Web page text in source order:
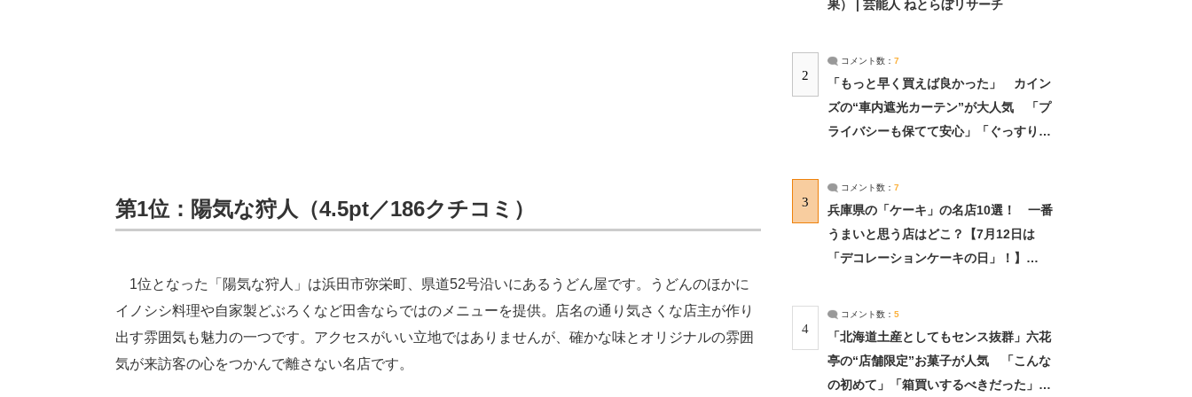
第1位：陽気な狩人（4.5pt／186クチコミ）
1位となった「陽気な狩人」は浜田市弥栄町、県道52号沿いにあるうどん屋です。うどんのほかに
イノシシ料理や自家製どぶろくなど田舎ならではのメニューを提供。店名の通り気さくな店主が作り
出す雰囲気も魅力の一つです。アクセスがいい立地ではありませんが、確かな味とオリジナルの雰囲
気が来訪客の心をつかんで離さない名店です。
果） | 芸能人 ねとらぼリサーチ
2
コメント数： 7
「もっと早く買えば良かった」 カイン
ズの“車内遮光カーテン”が大人気 「プ
ライバシーも保てて安心」「ぐっすり眠
3
コメント数： 7
兵庫県の「ケーキ」の名店10選！ 一番
うまいと思う店はどこ？【7月12日は
「デコレーションケーキの日」！】
4
コメント数： 5
「北海道土産としてもセンス抜群」六花
亭の“店舗限定”お菓子が人気 「こんな
の初めて」「箱買いするべきだった」